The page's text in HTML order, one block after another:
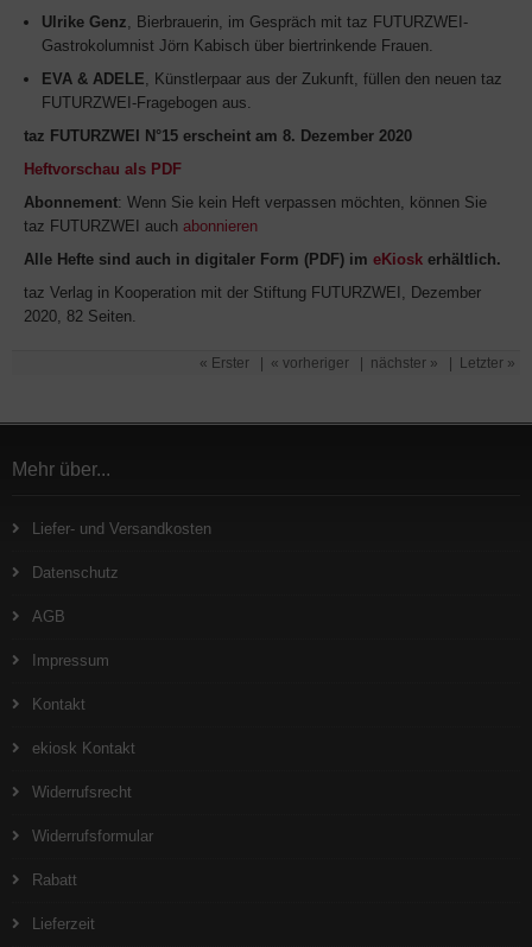
Ulrike Genz, Bierbrauerin, im Gespräch mit taz FUTURZWEI-
Gastrokolumnist Jörn Kabisch über biertrinkende Frauen.
EVA & ADELE, Künstlerpaar aus der Zukunft, füllen den neuen taz
FUTURZWEI-Fragebogen aus.
taz FUTURZWEI N°15 erscheint am 8. Dezember 2020
Heftvorschau als PDF
Abonnement: Wenn Sie kein Heft verpassen möchten, können Sie
taz FUTURZWEI auch abonnieren
Alle Hefte sind auch in digitaler Form (PDF) im eKiosk erhältlich.
taz Verlag in Kooperation mit der Stiftung FUTURZWEI, Dezember
2020, 82 Seiten.
« Erster « vorheriger nächster » Letzter »
Mehr über...
Liefer- und Versandkosten
Datenschutz
AGB
Impressum
Kontakt
ekiosk Kontakt
Widerrufsrecht
Widerrufsformular
Rabatt
Lieferzeit